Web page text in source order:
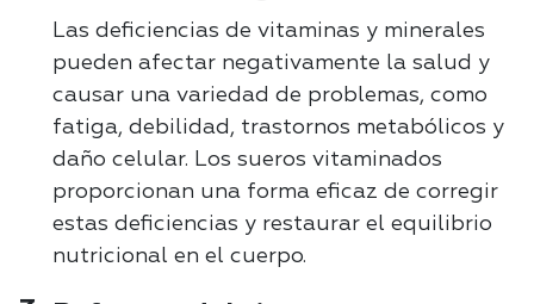
Las deficiencias de vitaminas y minerales
pueden afectar negativamente la salud y
causar una variedad de problemas, como
fatiga, debilidad, trastornos metabólicos y
daño celular. Los sueros vitaminados
proporcionan una forma eficaz de corregir
estas deficiencias y restaurar el equilibrio
nutricional en el cuerpo.